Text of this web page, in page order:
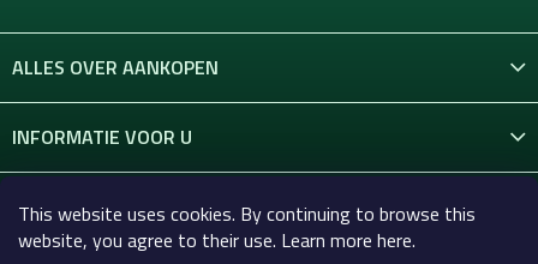
This website uses cookies. By continuing to browse this
website, you agree to their use. Learn more here.
ALLES OVER AANKOPEN
INFORMATIE VOOR U
CONTACT